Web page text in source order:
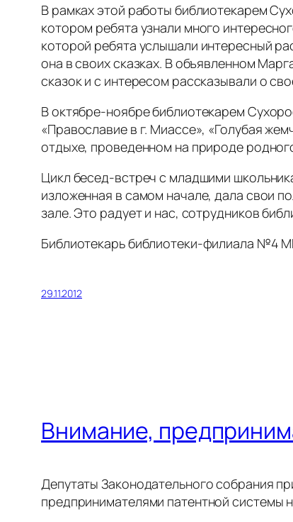
В рамках этой работы библиотекарем
котором ребята узнали много
которой ребята услышали интересный
она в своих сказках. В объявленном
сказок и с интересом рассказывали о
В октябре-ноябре библиотекарем
«Православие в г. Миассе», «Голубая
отдыхе, проведенном на природе
Цикл бесед-встреч с младшими
изложенная в самом начале, дала свои
зале. Это радует и нас, сотрудников
Библиотекарь библиотеки-филиала №4
29.11.2012
Внимание,
Депутаты Законодательного собрания
предпринимателями патентной системы